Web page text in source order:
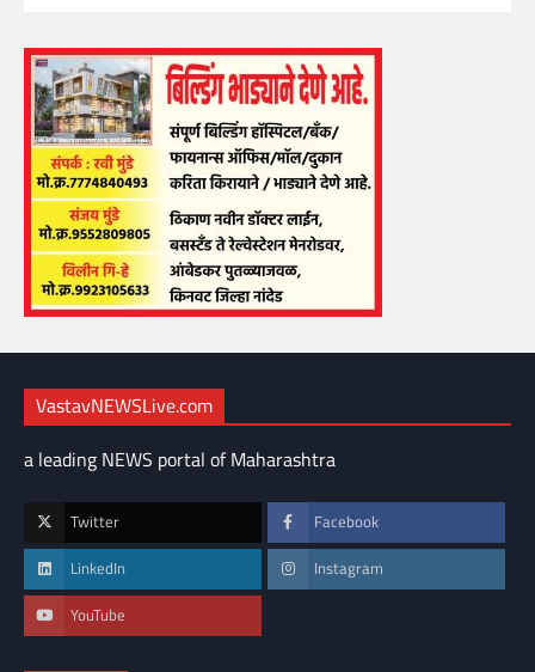
VastavNEWSLive.com
a leading NEWS portal of Maharashtra
Twitter Facebook
LinkedIn Instagram
YouTube